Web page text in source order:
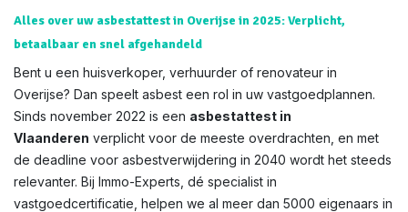
Alles over uw asbestattest in Overijse in 2025: Verplicht,
betaalbaar en snel afgehandeld
Bent u een huisverkoper, verhuurder of renovateur in
Overijse? Dan speelt asbest een rol in uw vastgoedplannen.
Sinds november 2022 is een asbestattest in
Vlaanderen verplicht voor de meeste overdrachten, en met
de deadline voor asbestverwijdering in 2040 wordt het steeds
relevanter. Bij Immo-Experts, dé specialist in
vastgoedcertificatie, helpen we al meer dan 5000 eigenaars in